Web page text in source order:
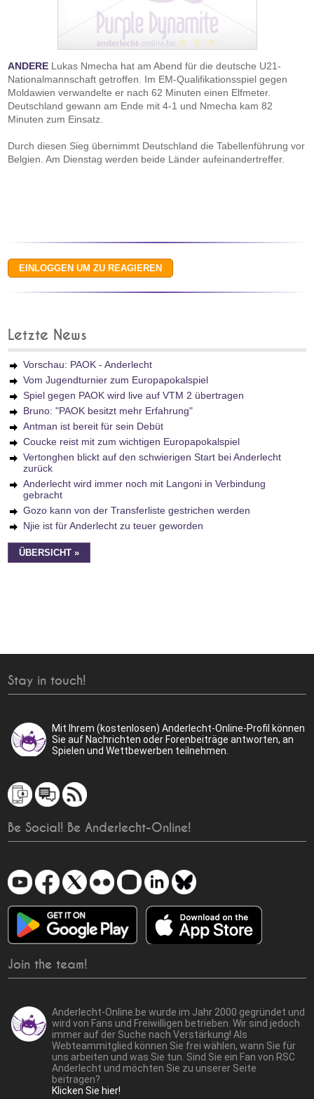
ANDERE Lukas Nmecha hat am Abend für die deutsche U21-
Nationalmannschaft getroffen. Im EM-Qualifikationsspiel gegen
Moldawien verwandelte er nach 62 Minuten einen Elfmeter.
Deutschland gewann am Ende mit 4-1 und Nmecha kam 82
Minuten zum Einsatz.
Durch diesen Sieg übernimmt Deutschland die Tabellenführung vor
Belgien. Am Dienstag werden beide Länder aufeinandertreffer.
Letzte News
Vorschau: PAOK - Anderlecht
Vom Jugendturnier zum Europapokalspiel
Spiel gegen PAOK wird live auf VTM 2 übertragen
Bruno: "PAOK besitzt mehr Erfahrung"
Antman ist bereit für sein Debüt
Coucke reist mit zum wichtigen Europapokalspiel
Vertonghen blickt auf den schwierigen Start bei Anderlecht
zurück
Anderlecht wird immer noch mit Langoni in Verbindung
gebracht
Gozo kann von der Transferliste gestrichen werden
Njie ist für Anderlecht zu teuer geworden
ÜBERSICHT »
Stay in touch!
Mit Ihrem (kostenlosen) Anderlecht-Online-Profil können
Sie auf Nachrichten oder Forenbeiträge antworten, an
Spielen und Wettbewerben teilnehmen.
Be Social! Be Anderlecht-Online!
Join the team!
Anderlecht-Online.be wurde im Jahr 2000 gegründet und
wird von Fans und Freiwilligen betrieben. Wir sind jedoch
immer auf der Suche nach Verstärkung! Als
Webteammitglied können Sie frei wählen, wann Sie für
uns arbeiten und was Sie tun. Sind Sie ein Fan von RSC
Anderlecht und möchten Sie zu unserer Seite
beitragen?
Klicken Sie hier!